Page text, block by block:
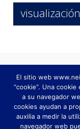
El sitio web
“cookie”. Una
a su navegador
cookies ayudan a
auxilia a medir la
navegador web